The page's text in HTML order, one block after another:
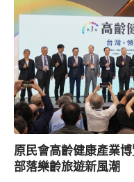
原民會高齡健康產業
部落樂齡旅遊新風潮